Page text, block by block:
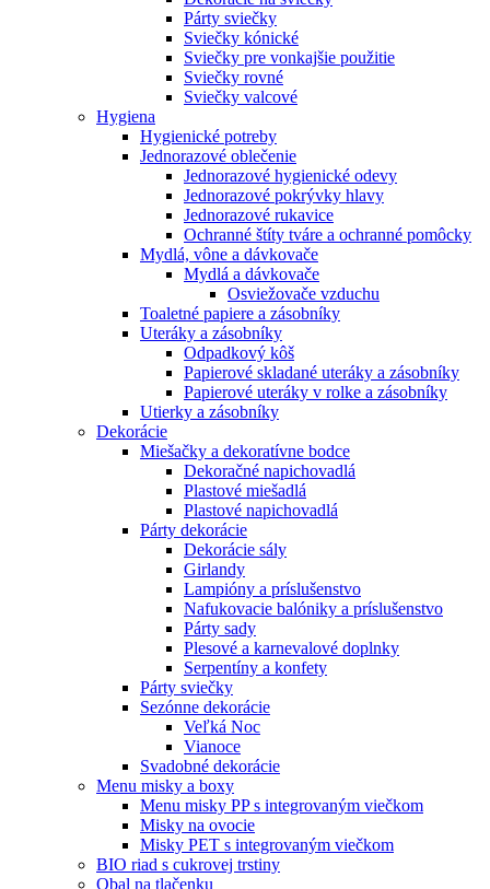
Párty sviečky
Sviečky kónické
Sviečky pre vonkajšie použitie
Sviečky rovné
Sviečky valcové
Hygiena
Hygienické potreby
Jednorazové oblečenie
Jednorazové hygienické odevy
Jednorazové pokrývky hlavy
Jednorazové rukavice
Ochranné štíty tváre a ochranné pomôcky
Mydlá, vône a dávkovače
Mydlá a dávkovače
Osviežovače vzduchu
Toaletné papiere a zásobníky
Uteráky a zásobníky
Odpadkový kôš
Papierové skladané uteráky a zásobníky
Papierové uteráky v rolke a zásobníky
Utierky a zásobníky
Dekorácie
Miešačky a dekoratívne bodce
Dekoračné napichovadlá
Plastové miešadlá
Plastové napichovadlá
Párty dekorácie
Dekorácie sály
Girlandy
Lampióny a príslušenstvo
Nafukovacie balóniky a príslušenstvo
Párty sady
Plesové a karnevalové doplnky
Serpentíny a konfety
Párty sviečky
Sezónne dekorácie
Veľká Noc
Vianoce
Svadobné dekorácie
Menu misky a boxy
Menu misky PP s integrovaným viečkom
Misky na ovocie
Misky PET s integrovaným viečkom
BIO riad s cukrovej trstiny
Obal na tlačenku